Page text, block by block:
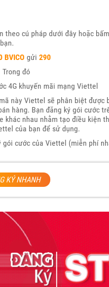
theo cú pháp dưới đây hoặc
BVICO gửi 290
Trong đó
4G khuyến mãi mạng Viettel
này Viettel sẽ phân biệt được
hàng. Bạn đăng ký gói cước
nhau nhằm tạo điều kiện
của bạn để sử dụng.
cước của Viettel (miễn phí
KÝ NHANH